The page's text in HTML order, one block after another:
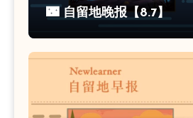
🌃 自留地晚报【8.7】